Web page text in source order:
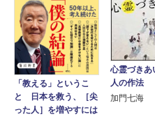
「教える」というこ
と 日本を救う、［尖
った人］を増やすには
心霊づき
人の作法
加門七海